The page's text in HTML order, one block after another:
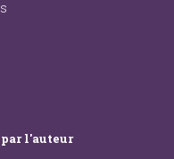
par l'auteur